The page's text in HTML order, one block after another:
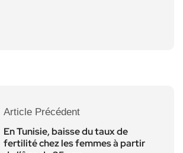
Article Précédent
En Tunisie, baisse du taux de
fertilité chez les femmes à partir